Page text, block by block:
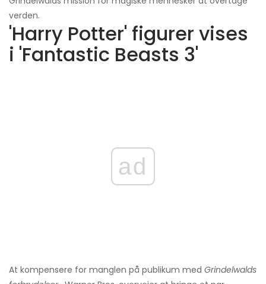
verden.
'Harry Potter' figurer vises
i 'Fantastic Beasts 3'
ad
At kompensere for manglen på publikum med Grindelwalds